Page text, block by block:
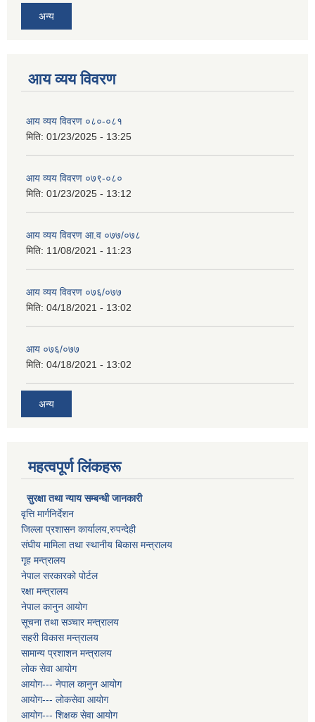
अन्य
आय व्यय विवरण
आय व्यय विवरण ०८०-०८१
मिति: 01/23/2025 - 13:25
आय व्यय विवरण ०७९-०८०
मिति: 01/23/2025 - 13:12
आय व्यय विवरण आ.व ०७७/०७८
मिति: 11/08/2021 - 11:23
आय व्यय विवरण ०७६/०७७
मिति: 04/18/2021 - 13:02
आय ०७६/०७७
मिति: 04/18/2021 - 13:02
अन्य
महत्वपूर्ण लिंकहरू
सुरक्षा तथा न्याय सम्बन्धी जानकारी
वृत्ति मार्गनिर्देशन
जिल्ला प्रशासन कार्यालय,रुपन्देही
संघीय मामिला तथा स्थानीय बिकास मन्त्रालय
गृह मन्त्रालय
नेपाल सरकारको पोर्टल
रक्षा मन्त्रालय
नेपाल कानुन आयोग
सूचना तथा सञ्चार मन्त्रालय
सहरी विकास मन्त्रालय
सामान्य प्रशाशन मन्त्रालय
लोक सेवा आयोग
आयोग--- नेपाल कानुन आयोग
आयोग--- लोकसेवा आयोग
आयोग--- शिक्षक सेवा आयोग